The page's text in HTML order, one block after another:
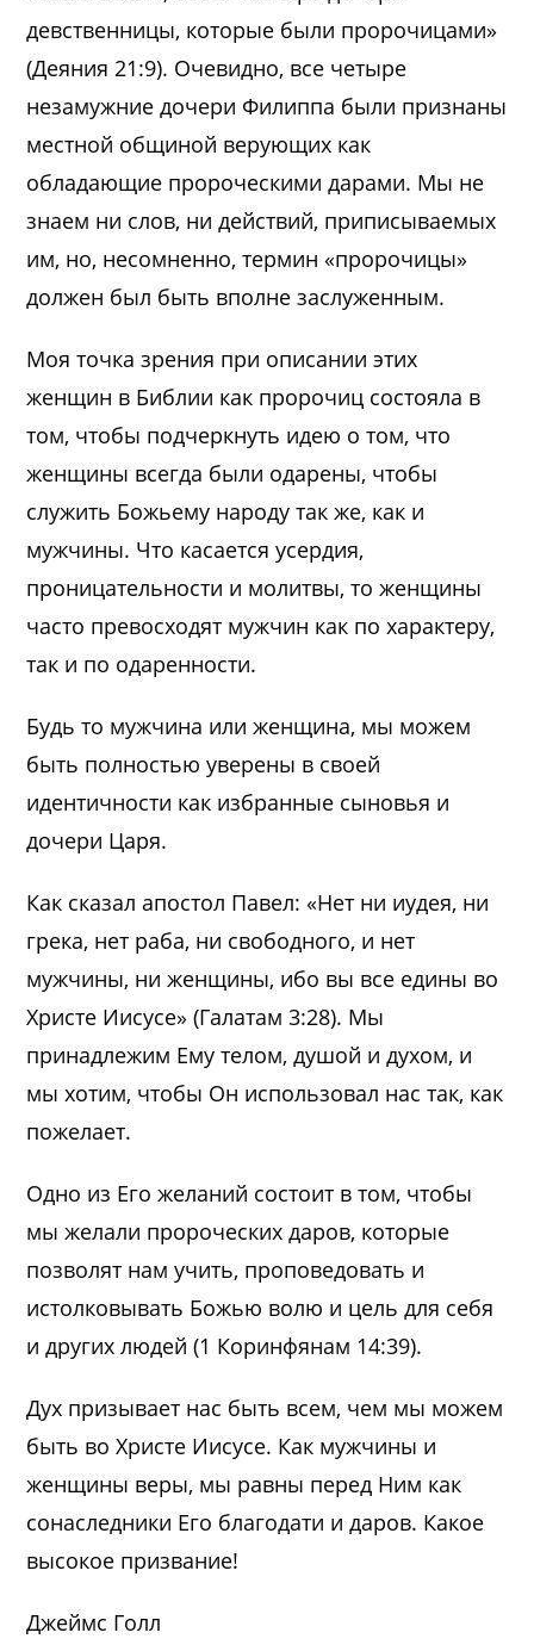
девственницы, которые были пророчицами»
(Деяния 21:9). Очевидно, все четыре
незамужние дочери Филиппа были признаны
местной общиной верующих как
обладающие пророческими дарами. Мы не
знаем ни слов, ни действий, приписываемых
им, но, несомненно, термин «пророчицы»
должен был быть вполне заслуженным.
Моя точка зрения при описании этих
женщин в Библии как пророчиц состояла в
том, чтобы подчеркнуть идею о том, что
женщины всегда были одарены, чтобы
служить Божьему народу так же, как и
мужчины. Что касается усердия,
проницательности и молитвы, то женщины
часто превосходят мужчин как по характеру,
так и по одаренности.
Будь то мужчина или женщина, мы можем
быть полностью уверены в своей
идентичности как избранные сыновья и
дочери Царя.
Как сказал апостол Павел: «Нет ни иудея, ни
грека, нет раба, ни свободного, и нет
мужчины, ни женщины, ибо вы все едины во
Христе Иисусе» (Галатам 3:28). Мы
принадлежим Ему телом, душой и духом, и
мы хотим, чтобы Он использовал нас так, как
пожелает.
Одно из Его желаний состоит в том, чтобы
мы желали пророческих даров, которые
позволят нам учить, проповедовать и
истолковывать Божью волю и цель для себя
и других людей (1 Коринфянам 14:39).
Дух призывает нас быть всем, чем мы можем
быть во Христе Иисусе. Как мужчины и
женщины веры, мы равны перед Ним как
сонаследники Его благодати и даров. Какое
высокое призвание!
Джеймс Голл